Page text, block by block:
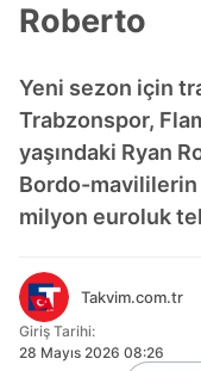
Roberto
Yeni sezon için
Trabzonspor,
yaşındaki Ryan
Bordo-
milyon euroluk
Takvim.com.tr
Giriş Tarihi:
28 Mayıs 2026 08:26